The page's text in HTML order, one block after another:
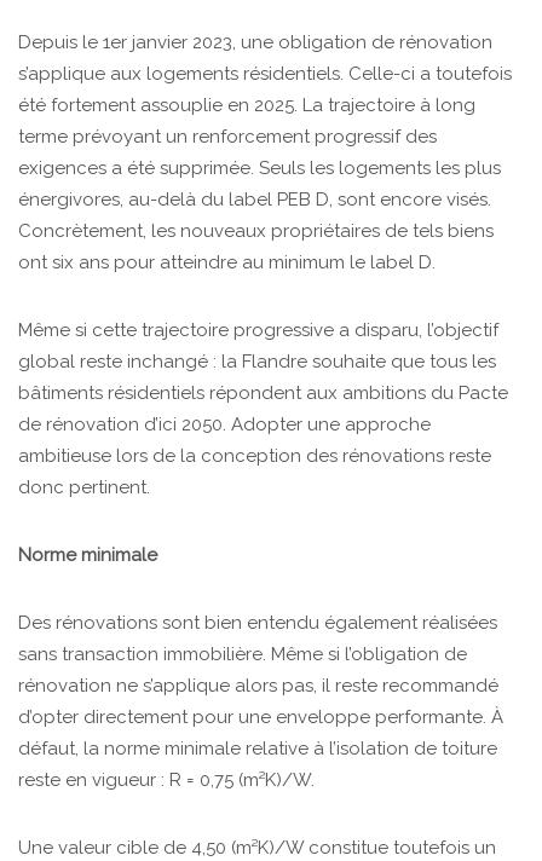
Depuis le 1er janvier 2023, une obligation de rénovation
s’applique aux logements résidentiels. Celle-ci a toutefois
été fortement assouplie en 2025. La trajectoire à long
terme prévoyant un renforcement progressif des
exigences a été supprimée. Seuls les logements les plus
énergivores, au-delà du label PEB D, sont encore visés.
Concrètement, les nouveaux propriétaires de tels biens
ont six ans pour atteindre au minimum le label D.
Même si cette trajectoire progressive a disparu, l’objectif
global reste inchangé : la Flandre souhaite que tous les
bâtiments résidentiels répondent aux ambitions du Pacte
de rénovation d’ici 2050. Adopter une approche
ambitieuse lors de la conception des rénovations reste
donc pertinent.
Norme minimale
Des rénovations sont bien entendu également réalisées
sans transaction immobilière. Même si l’obligation de
rénovation ne s’applique alors pas, il reste recommandé
d’opter directement pour une enveloppe performante. À
défaut, la norme minimale relative à l’isolation de toiture
reste en vigueur : R = 0,75 (m²K)/W.
Une valeur cible de 4,50 (m²K)/W constitue toutefois un